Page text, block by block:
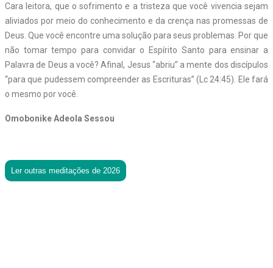
Cara leitora, que o sofrimento e a tristeza que você vivencia sejam
aliviados por meio do conhecimento e da crença nas promessas de
Deus. Que você encontre uma solução para seus problemas. Por que
não tomar tempo para convidar o Espírito Santo para ensinar a
Palavra de Deus a você? Afinal, Jesus “abriu” a mente dos discípulos
“para que pudessem compreender as Escrituras” (Lc 24:45). Ele fará
o mesmo por você.
Omobonike Adeola Sessou
Ler outras meditações de 2026